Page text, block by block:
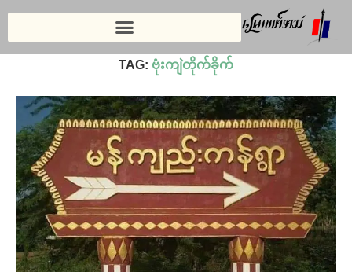
ဗုံးကျဲတိုက်ခိုက်
TAG: ဗုံးကျဲတိုက်ခိုက်